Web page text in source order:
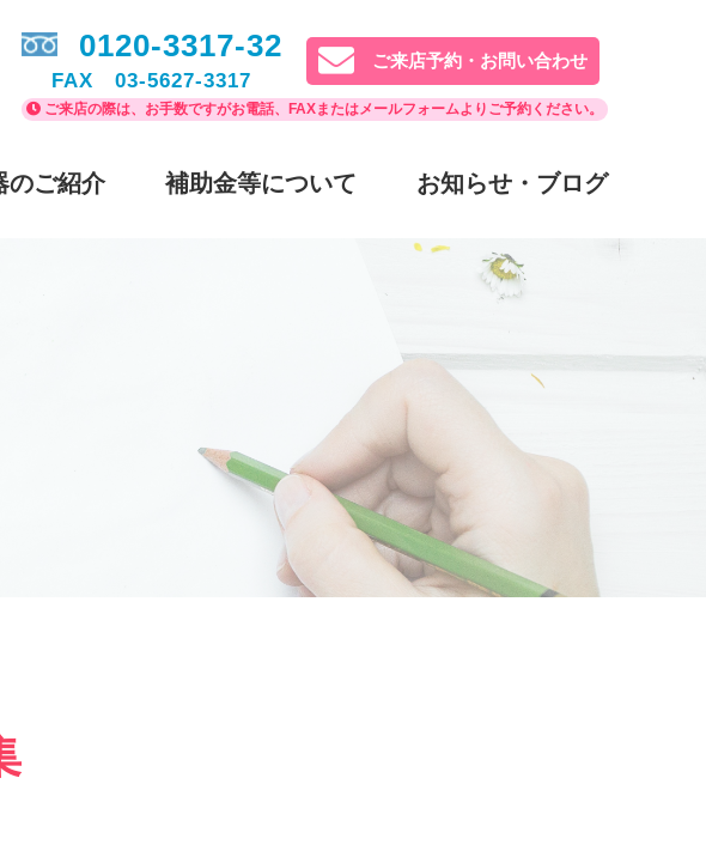
0120-3317-32
FAX 03-5627-3317
ご来店予約・お問い合わせ
ご来店の際は、お手数ですがお電話、FAXまたはメールフォームよりご予約ください。
のご紹介 補助金等について お知らせ・ブログ